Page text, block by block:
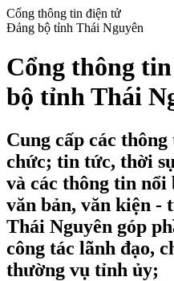
Cổng thông tin điện tử
Đảng bộ tỉnh Thái Nguyên
Cổng thông
bộ tỉnh Thái
Cung cấp các
chức; tin tức, thời
và các thông tin
văn bản, văn kiện -
Thái Nguyên góp
công tác lãnh đạo,
thường vụ tỉnh ủy;